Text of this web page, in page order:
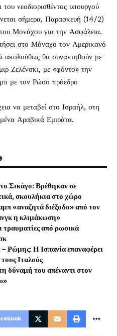
του νεοδιορισθέντος υπουργού
σήμερα, Παρασκευή (14/2)
Μονάχου για την Ασφάλεια.
στο Μόναχο τον Αμερικανό
ακολούθως θα συναντηθούν με
Ζελένσκι, με «φόντο» την
με τον Ρώσο πρόεδρο
να μεταβεί στο Ισραήλ, στη
Αραβικά Εμιράτα.
Σικάγο: Βρέθηκαν σε
σκουλήκια στο χώρο
«αναζητά διέξοδο» από τον
η κλιμάκωση»
τραυματίες από ρωσικά
Ρώμης: Η Ισπανία επαναφέρει
Ιταλούς
δύναμή του απέναντι στον